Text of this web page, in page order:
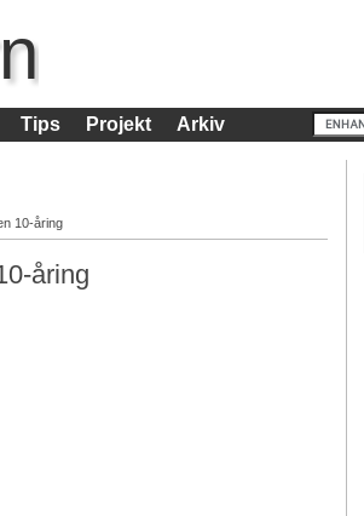
Tips Projekt Arkiv
10-åring
åring